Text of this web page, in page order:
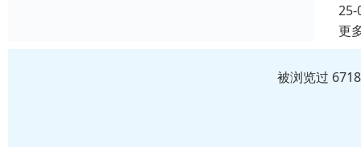
25-
更
被浏览过